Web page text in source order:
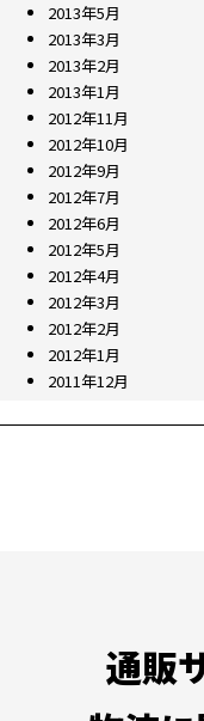
2013年5月
2013年3月
2013年2月
2013年1月
2012年11月
2012年10月
2012年9月
2012年7月
2012年6月
2012年5月
2012年4月
2012年3月
2012年2月
2012年1月
2011年12月
通販